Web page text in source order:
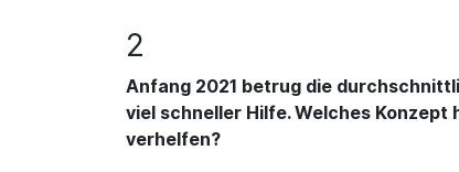
2
Anfang 2021 betrug die
viel schneller Hilfe. Welches
verhelfen?